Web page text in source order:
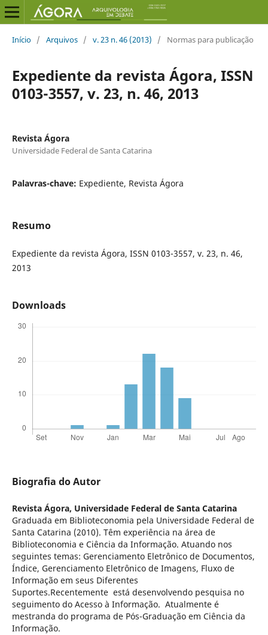
Início / Arquivos / v. 23 n. 46 (2013) / Normas para publicação
Expediente da revista Ágora, ISSN
0103-3557, v. 23, n. 46, 2013
Revista Ágora
Universidade Federal de Santa Catarina
Palavras-chave: Expediente, Revista Ágora
Resumo
Expediente da revista Ágora, ISSN 0103-3557, v. 23, n. 46,
2013
Downloads
Biografia do Autor
Revista Ágora, Universidade Federal de Santa Catarina
Graduada em Biblioteconomia pela Universidade Federal de
Santa Catarina (2010). Têm experiência na área de
Biblioteconomia e Ciência da Informação. Atuando nos
seguintes temas: Gerenciamento Eletrônico de Documentos,
Índice, Gerenciamento Eletrônico de Imagens, Fluxo de
Informação em seus Diferentes
Suportes.Recentemente está desenvolvendo pesquisa no
seguimento do Acesso à Informação. Atualmente é
mestranda do programa de Pós-Graduação em Ciência da
Informação.